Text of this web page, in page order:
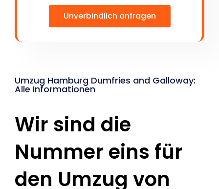
Unverbindlich anfragen
Umzug Hamburg Dumfries and Galloway:
Alle Informationen
Wir sind die
Nummer eins für
den Umzug von